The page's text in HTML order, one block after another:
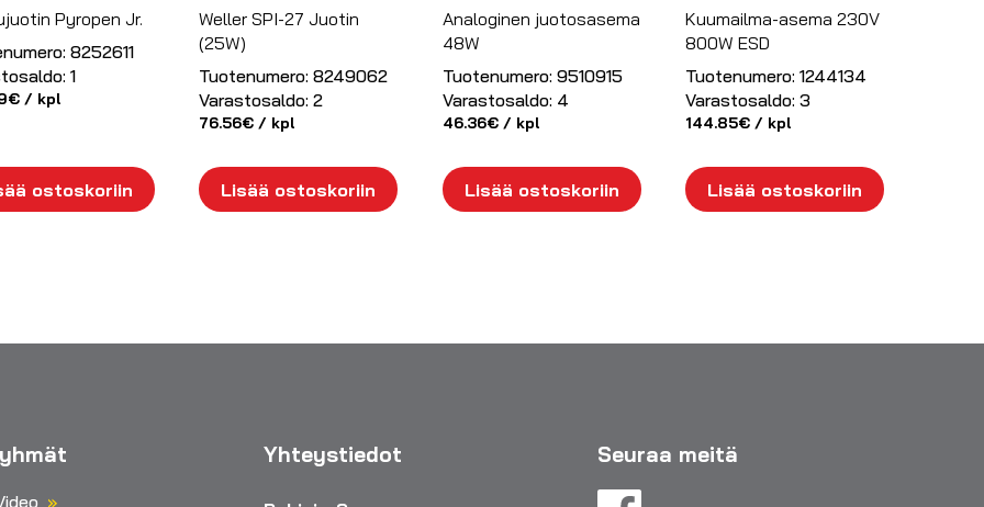
Pyropen Jr.
8252611
1
€ / kpl
ostoskoriin
Weller SPI-27 Juotin
(25W)
Tuotenumero: 8249062
Varastosaldo: 2
76.56€ / kpl
Lisää ostoskoriin
Analoginen juotosasema
48W
Tuotenumero: 9510915
Varastosaldo: 4
46.36€/ kpl
Lisää ostoskoriin
Kuumailma-asema 230V
800W ESD
Tuotenumero: 1244134
Varastosaldo: 3
144.85€/ kpl
Lisää ostoskoriin
Yhteystiedot Seuraa meitä